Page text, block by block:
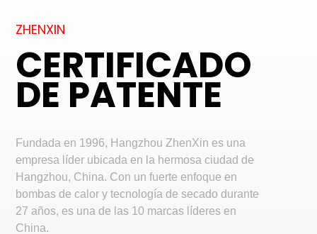
ZHENXIN
CERTIFICADO
DE PATENTE
Fundada en 1996, Hangzhou ZhenXin es una
empresa líder ubicada en la hermosa ciudad de
Hangzhou, China. Con un fuerte enfoque en
bombas de calor y tecnología de secado durante
27 años, es una de las 10 marcas líderes en
China.